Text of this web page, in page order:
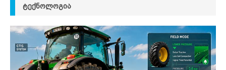
ᲢᲔᲥᲜᲝᲚᲝᲒᲘᲐ